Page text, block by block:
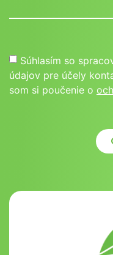
Súhlasím so
údajov pre účely
som si poučenie o